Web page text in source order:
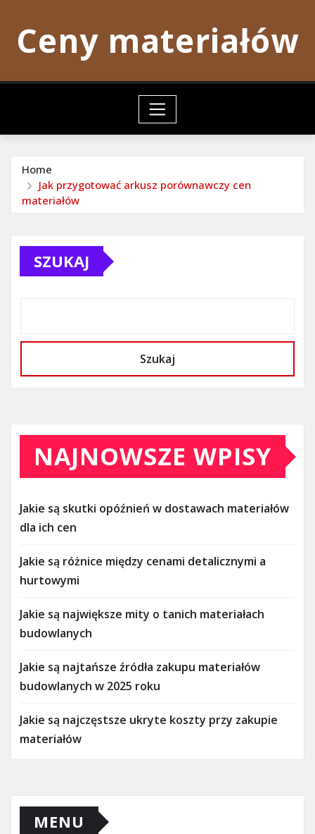
contentCeny materiałów
Home
Jak przygotować arkusz porównawczy cen
materiałów
SZUKAJ
Szukaj
NAJNOWSZE WPISY
Jakie są skutki opóźnień w dostawach materiałów
dla ich cen
Jakie są różnice między cenami detalicznymi a
hurtowymi
Jakie są największe mity o tanich materiałach
budowlanych
Jakie są najtańsze źródła zakupu materiałów
budowlanych w 2025 roku
Jakie są najczęstsze ukryte koszty przy zakupie
materiałów
MENU